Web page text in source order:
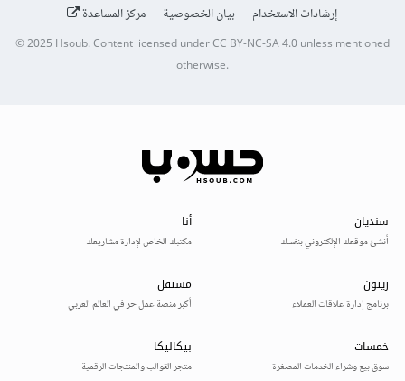
إرشادات الاستخدام
بيان الخصوصية مركز المساعدة
© 2025Hsoub.Content licensed underCC BY-NC-SA 4.0unless mentioned
otherwise.